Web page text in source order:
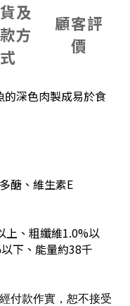
及
方
式
顧客評
價
的深色肉製成易於食
醣、維生素E
上、粗纖維1.0%以
下、能量約38千
付款作實，恕不接受